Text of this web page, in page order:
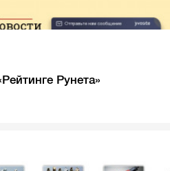
Рунета»